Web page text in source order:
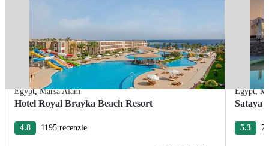
Egypt,Marsa Alam
Hotel Royal Brayka Beach Resort
4.8 1195 recenzie
Egypt,
Sataya
5.3